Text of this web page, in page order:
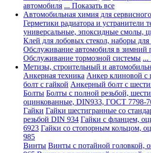
автомобиля ... Показать все
Автомобильная химия для
Герметики радиатора и устранители
универсальные, эпоксидные смолы,
Клей для лобовых стекол, наборы для
Обслуживание автомобиля в зимний
Обслуживание тормозной системы ...
Метизы, строительный и
Анкерная техника Анкер клиновой с
болт с гайкой Анкерный болт с
Болты Болты с полной резьбой,
оцинкованные, DIN933, ГОСТ 7798-
Гайки Гайки шестигранные со
резьбой DIN 934 Гайки с фланцем,
6923 Гайки со стопорным кольцом,
985
Винты Винты с потайной головкой,